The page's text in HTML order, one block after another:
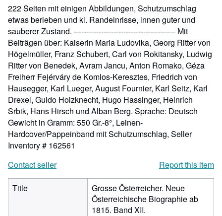
222 Seiten mit einigen Abbildungen, Schutzumschlag
etwas berieben und kl. Randeinrisse, innen guter und
sauberer Zustand. ----------------------------------------- Mit
Beiträgen über: Kaiserin Maria Ludovika, Georg Ritter von
Högelmüller, Franz Schubert, Carl von Rokitansky, Ludwig
Ritter von Benedek, Avram Jancu, Anton Romako, Géza
Freiherr Fejérváry de Komlos-Keresztes, Friedrich von
Hausegger, Karl Lueger, August Fournier, Karl Seitz, Karl
Drexel, Guido Holzknecht, Hugo Hassinger, Heinrich
Srbik, Hans Hirsch und Alban Berg. Sprache: Deutsch
Gewicht in Gramm: 550 Gr.-8°, Leinen-
Hardcover/Pappeinband mit Schutzumschlag, Seller
Inventory # 162561
Contact seller
Report this item
Title
Grosse Österreicher. Neue
Österreichische Biographie ab
1815. Band XII.